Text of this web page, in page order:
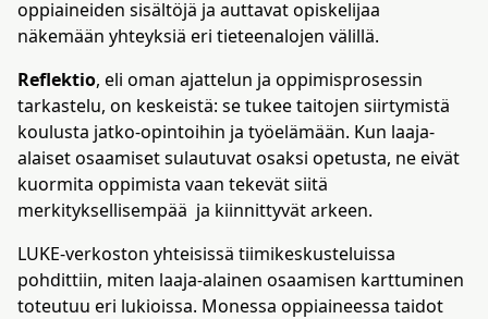
oppiaineiden sisältöjä ja auttavat opiskelijaa
näkemään yhteyksiä eri tieteenalojen välillä.
Reflektio, eli oman ajattelun ja oppimisprosessin
tarkastelu, on keskeistä: se tukee taitojen siirtymistä
koulusta jatko-opintoihin ja työelämään. Kun laaja-
alaiset osaamiset sulautuvat osaksi opetusta, ne eivät
kuormita oppimista vaan tekevät siitä
merkityksellisempää ja kiinnittyvät arkeen.
LUKE-verkoston yhteisissä tiimikeskusteluissa
pohdittiin, miten laaja-alainen osaamisen karttuminen
toteutuu eri lukioissa. Monessa oppiaineessa taidot